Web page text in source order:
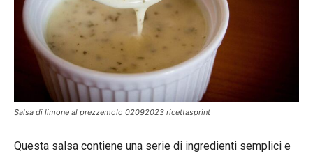
Salsa di limone al prezzemolo 02092023 ricettasprint
Questa salsa contiene una serie di ingredienti semplici e